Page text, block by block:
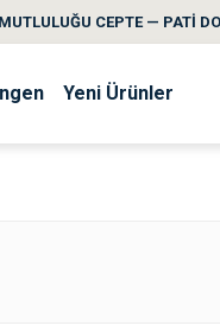
CEPTE — PATİ
Yeni Ürünler